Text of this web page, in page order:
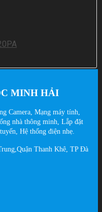
MINH HẢI
Camera, Mạng máy tính,
nhà thông minh, Lắp đặt
Hệ thống điện nhẹ.
Thanh Khê, TP Đà